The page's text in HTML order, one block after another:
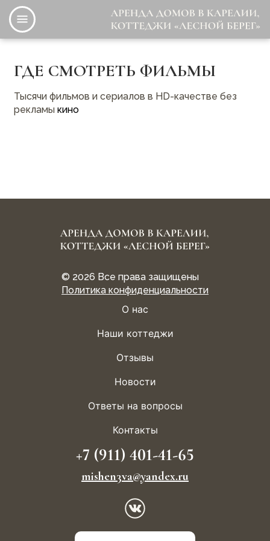
Главное меню
О нас
Наши коттеджи
Отзывы
Перейти
основному
ГДЕ СМОТРЕТЬ ФИЛЬМЫ
Тысячи фильмов и сериалов в HD-качестве без
рекламы кино
© 2026 Все права защищены
Политика конфиденциальности
О нас
Наши коттеджи
Отзывы
Новости
Ответы на вопросы
Контакты
+7 (911) 401-41-65
mishen3va@yandex.ru